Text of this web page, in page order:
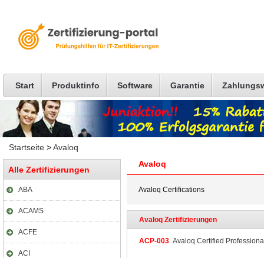
Start Produktinfo Software Garantie
Startseite >Avaloq
Alle Zertifizierungen
ABA
ACAMS
ACFE
ACI
Avaloq
Avaloq Certifications
Avaloq Zertifizierungen
ACP-003 Avaloq Certified